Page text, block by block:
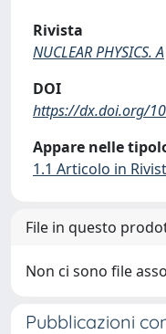
Rivista
NUCLEAR PHYSICS. A
DOI
https://dx.doi.org/
Appare nelle
1.1 Articolo in
File in questo
Non ci sono file
Pubblicazioni